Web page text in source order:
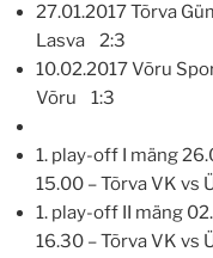
27.01.2017 Tõrva
Lasva 2:3
10.02.2017 Võru
Võru 1:3
1. play-off I mäng
15.00 – Tõrva VK
1. play-off II mäng
16.30 – Tõrva VK